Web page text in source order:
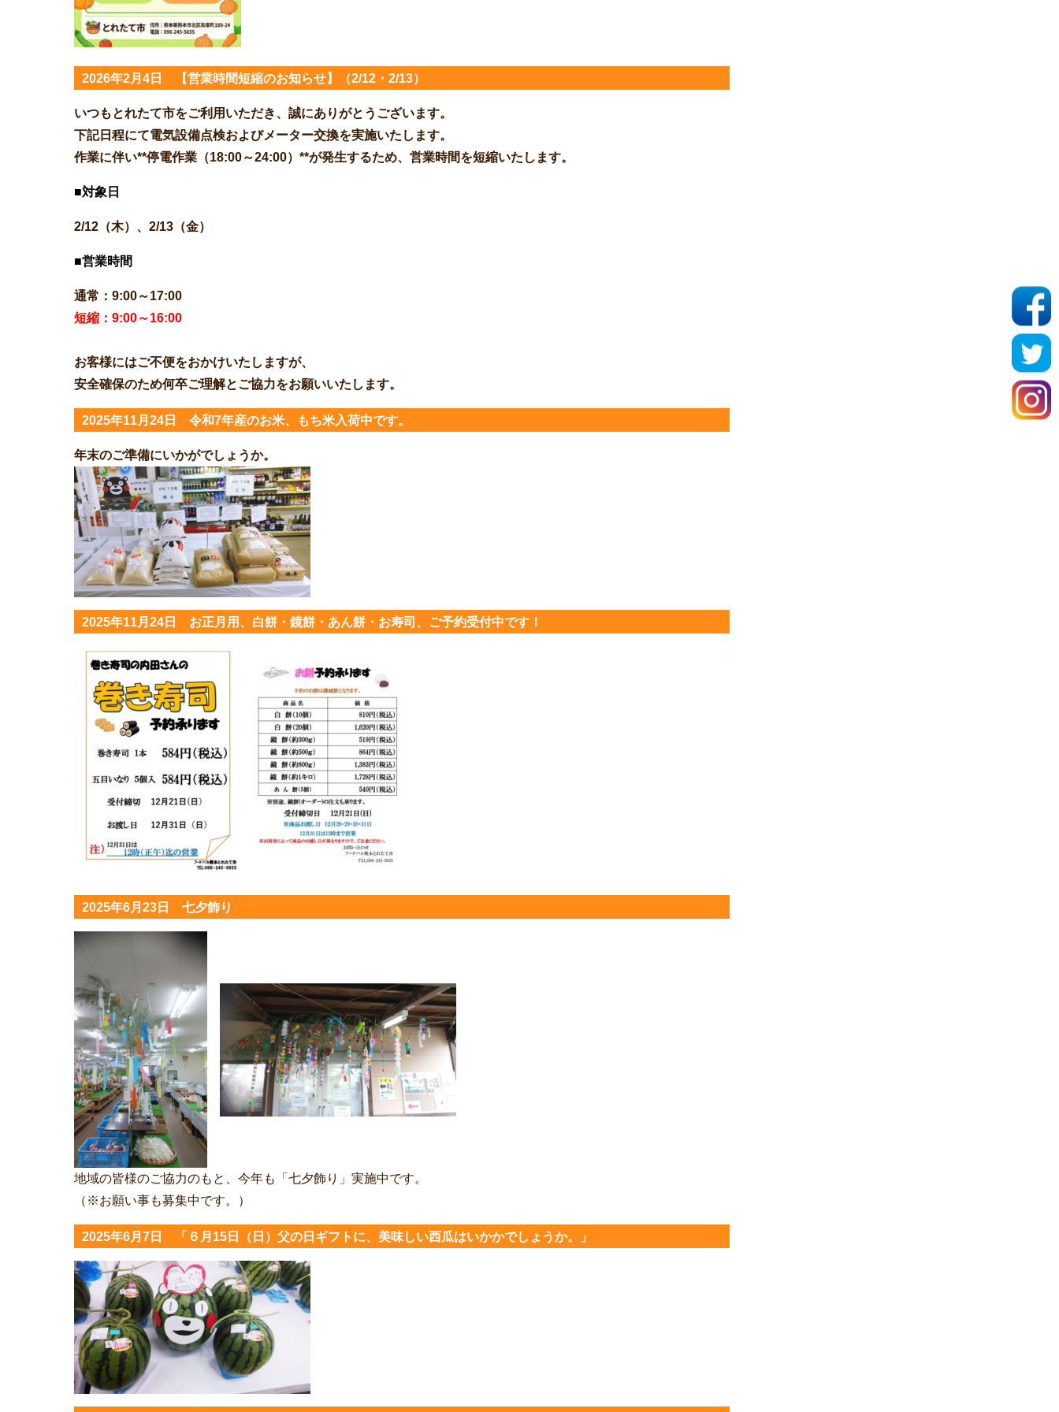
2026年2月4日 【営業時間短縮のお知らせ】（2/12・2/13）
いつもとれたて市をご利用いただき、誠にありがとうございます。
下記日程にて電気設備点検およびメーター交換を実施いたします。
作業に伴い**停電作業（18:00～24:00）**が発生するため、営業時間を短縮いたします。
■対象日
2/12（木）、 2/13（金）
■営業時間
通常：9:00～17:00
短縮：9:00～16:00
お客様にはご不便をおかけいたしますが、
安全確保のため何卒ご理解とご協力をお願いいたします。
2025年11月24日 令和7年産のお米、もち米入荷中です。
年末のご準備にいかがでしょうか。
2025年11月24日 お正月用、白餅・鏡餅・あん餅・お寿司、ご予約受付中です！
2025年6月23日 七夕飾り
地域の皆様のご協力のもと、今年も「七夕飾り」実施中です。
（※お願い事も募集中です。）
2025年6月7日 「６月15日（日）父の日ギフトに、美味しい西瓜はいかかでしょうか。」